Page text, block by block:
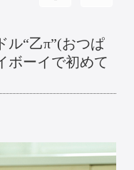
ル“乙π”(おつぱ
ボーイで初めて